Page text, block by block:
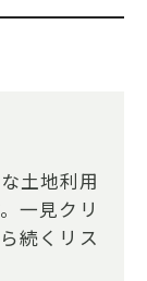
土地利用
一見クリ
続くリス